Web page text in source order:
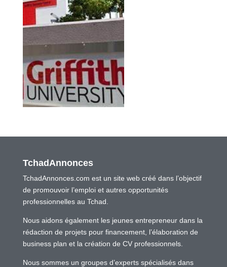
TchadAnnonces
TchadAnnonces.com est un site web créé dans l’objectif
de promouvoir l’emploi et autres opportunités
professionnelles au Tchad.
Nous aidons également les jeunes entrepreneur dans la
rédaction de projets pour financement, l’élaboration de
business plan et la création de CV professionnels.
Nous sommes un groupes d’experts spécialisés dans